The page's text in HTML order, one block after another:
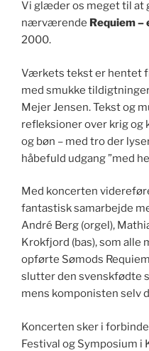
Vi glæder os meget til at
nærværende Requiem –
2000.
Værkets tekst er hentet
med smukke
Mejer Jensen. Tekst og
refleksioner over krig og
og bøn – med tro der
håbefuld udgang ”med
Med koncerten
fantastisk samarbejde
André Berg (orgel),
Krokfjord (bas), som alle
opførte Sømods
slutter den svenskfødte
mens komponisten selv
Koncerten sker i
Festival og Symposium i